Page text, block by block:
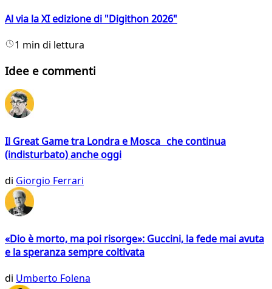
Al via la XI edizione di "Digithon 2026"
1 min di lettura
Idee e commenti
Il Great Game tra Londra e Mosca che continua
(indisturbato) anche oggi
di Giorgio Ferrari
«Dio è morto, ma poi risorge»: Guccini, la fede mai avuta
e la speranza sempre coltivata
di Umberto Folena